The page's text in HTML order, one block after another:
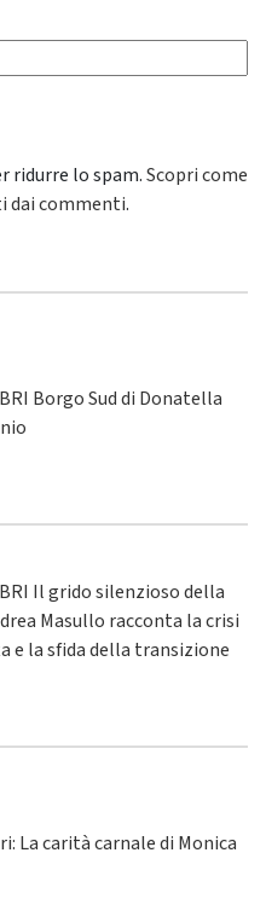
ridurre lo spam.Scopri come
dai commenti.
Borgo Sud di Donatella
Il grido silenzioso della
Masullo racconta la crisi
e la sfida della transizione
La carità carnale di Monica